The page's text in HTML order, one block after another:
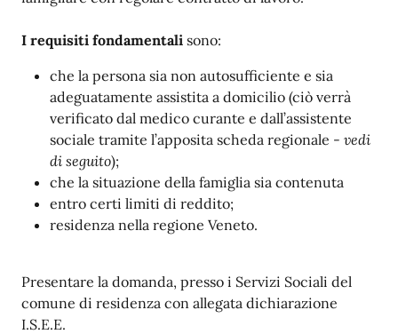
I requisiti fondamentali sono:
che la persona sia non autosufficiente e sia
adeguatamente assistita a domicilio (ciò verrà
verificato dal medico curante e dall’assistente
sociale tramite l’apposita scheda regionale - vedi
di seguito);
che la situazione della famiglia sia contenuta
entro certi limiti di reddito;
residenza nella regione Veneto.
Presentare la domanda, presso i Servizi Sociali del
comune di residenza con allegata dichiarazione
I.S.E.E.